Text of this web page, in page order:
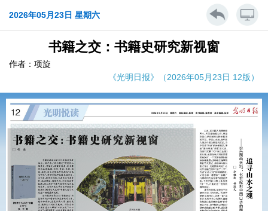
2026年05月23日 星期六
书籍之交：书籍史研究新视窗
作者：项旋
《光明日报》（2026年05月23日 12版）